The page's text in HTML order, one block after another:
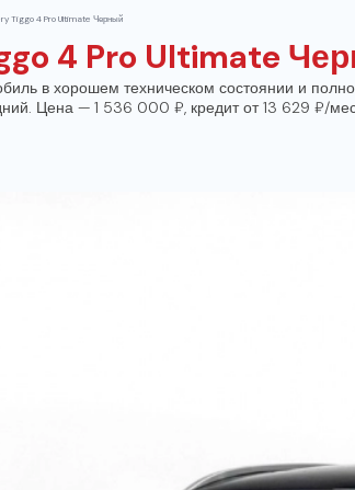
Tiggo 4 Pro Ultimate Черный
4 Pro Ultimate
в хорошем техническом состоянии и
Цена — 1 536 000 ₽, кредит от 13 629 ₽/